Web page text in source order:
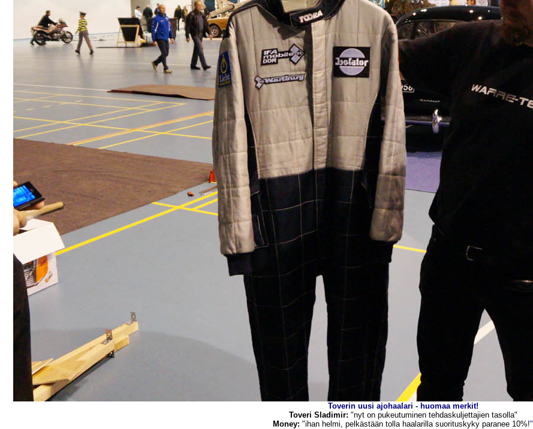
Toverin uusi ajohaalari - huomaa merkit!
Toveri Sladimir: "nyt on pukeutuminen tehdaskuljettajien tasolla"
Money: "ihan helmi, pelkästään tolla haalarilla suorituskyky paranee 10%!"